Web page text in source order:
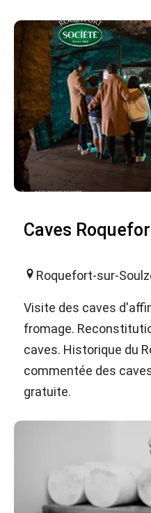
Caves
Roquefort-sur-
Visite des caves
fromage.
caves. Historique du
commentée des
gratuite.